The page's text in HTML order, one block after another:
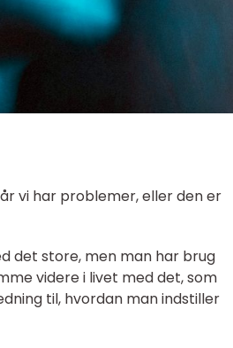
vi har problemer, eller den er
det store, men man har brug
videre i livet med det, som
til, hvordan man indstiller